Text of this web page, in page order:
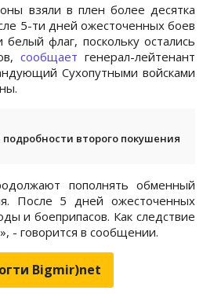
взяли в плен более десятка
5-ти дней ожесточенных боев
флаг, поскольку остались
сообщает генерал-лейтенант
Сухопутными войсками
второго покушения
пополнять обменный
После 5 дней ожесточенных
и боеприпасов. Как следствие
- говорится в сообщении.
Bigmir)net